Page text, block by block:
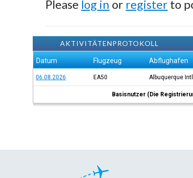
Please log in or register to
AKTIVITÄTENPROTOKOLL
Datum Flugzeug Abflughafen
06.08.2026 EA50 Albuquerque
Basisnutzer (Die